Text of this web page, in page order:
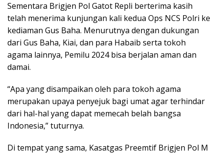
Sementara Brigjen Pol Gatot Repli berterima kasih
telah menerima kunjungan kali kedua Ops NCS Polri ke
kediaman Gus Baha. Menurutnya dengan dukungan
dari Gus Baha, Kiai, dan para Habaib serta tokoh
agama lainnya, Pemilu 2024 bisa berjalan aman dan
damai.
“Apa yang disampaikan oleh para tokoh agama
merupakan upaya penyejuk bagi umat agar terhindar
dari hal-hal yang dapat memecah belah bangsa
Indonesia,” tuturnya.
Di tempat yang sama, Kasatgas Preemtif Brigjen Pol M